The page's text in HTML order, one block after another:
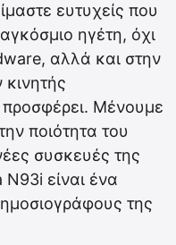
ευτυχείς που
ηγέτη, όχι
αλλά και στην
Μένουμε
ποιότητα του
συσκευές της
N93i είναι ένα
της